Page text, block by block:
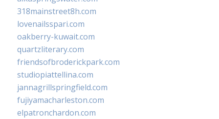
318mainstreet8h.com
lovenailsspari.com
oakberry-kuwait.com
quartzliterary.com
friendsofbroderickpark.com
studiopiattellina.com
jannagrillspringfield.com
fujiyamacharleston.com
elpatronchardon.com